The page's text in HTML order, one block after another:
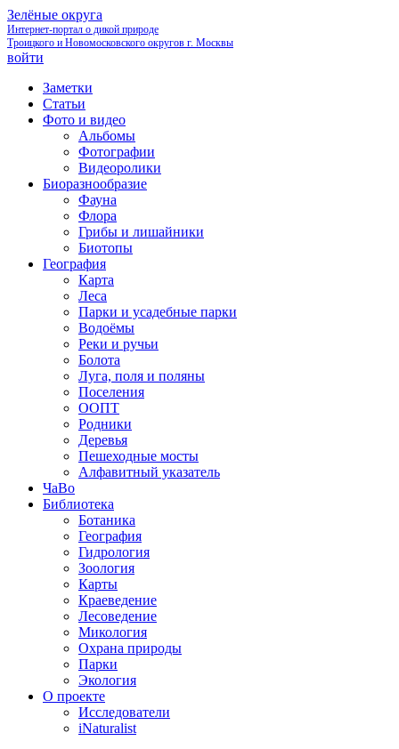
Зелёные округа
Интернет-портал о дикой природе
Троицкого и Новомосковского округов г. Москвы
войти
Заметки
Статьи
Фото и видео
Альбомы
Фотографии
Видеоролики
Биоразнообразие
Фауна
Флора
Грибы и лишайники
Биотопы
География
Карта
Леса
Парки и усадебные парки
Водоёмы
Реки и ручьи
Болота
Луга, поля и поляны
Поселения
ООПТ
Родники
Деревья
Пешеходные мосты
Алфавитный указатель
ЧаВо
Библиотека
Ботаника
География
Гидрология
Зоология
Карты
Краеведение
Лесоведение
Микология
Охрана природы
Парки
Экология
О проекте
Исследователи
iNaturalist